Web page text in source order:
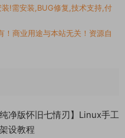
!需安装,BUG修复,技术支持,付
！商业用途与本站无关！资源自
净版怀旧七情刃】Linux手工
设教程